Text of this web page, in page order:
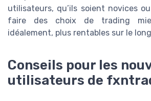
utilisateurs, qu’ils soient novices
faire des choix de trading
idéalement, plus rentables sur le
Conseils pour les
utilisateurs de